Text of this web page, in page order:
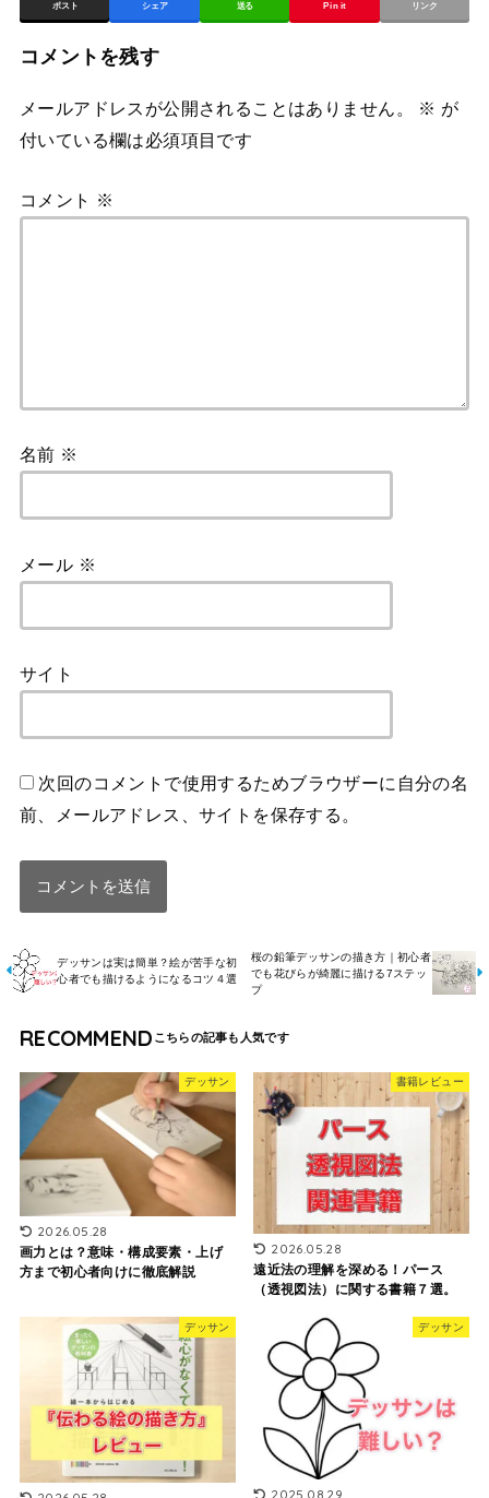
ポスト シェア 送る Pin it リンク
コメントを残す
メールアドレスが公開されることはありません。 ※ が
付いている欄は必須項目です
コメント ※
名前 ※
メール ※
サイト
次回のコメントで使用するためブラウザーに自分の名
前、メールアドレス、サイトを保存する。
デッサンは実は簡単？絵が苦手な初
心者でも描けるようになるコツ４選
桜の鉛筆デッサンの描き方｜初心者
でも花びらが綺麗に描ける7ステッ
プ
RECOMMEND
デッサン
2026.05.28
画力とは？意味・構成要素・上げ
方まで初心者向けに徹底解説
書籍レビュー
2026.05.28
遠近法の理解を深める！パース
（透視図法）に関する書籍７選。
デッサン デッサン
2025.08.29